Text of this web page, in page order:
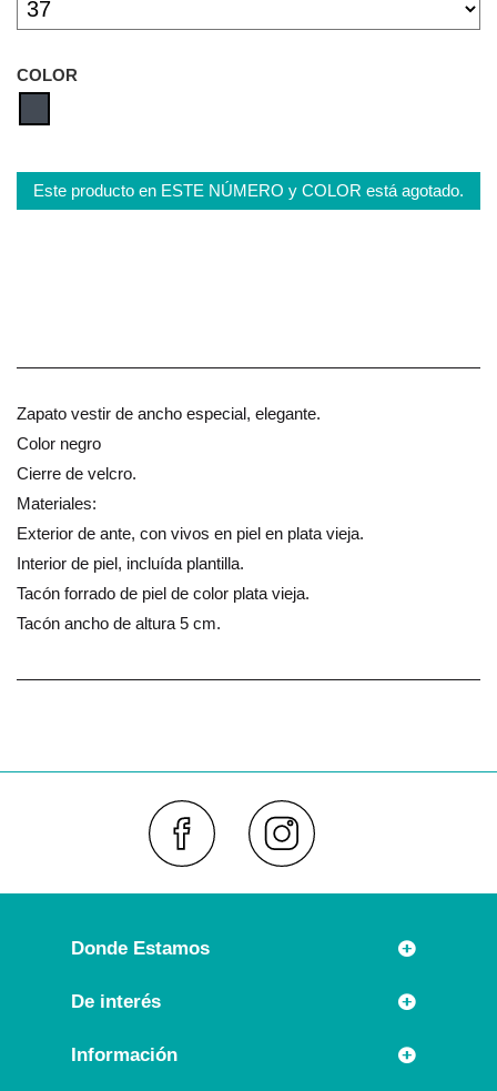
COLOR
Este producto en ESTE NÚMERO y COLOR está agotado.
Zapato vestir de ancho especial, elegante.
Color negro
Cierre de velcro.
Materiales:
Exterior de ante, con vivos en piel en plata vieja.
Interior de piel, incluída plantilla.
Tacón forrado de piel de color plata vieja.
Tacón ancho de altura 5 cm.
Donde Estamos
Rúa Príncipe 7
Llámanos:
De interés
Información